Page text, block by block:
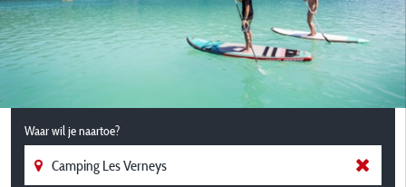
Waar wil je naartoe?